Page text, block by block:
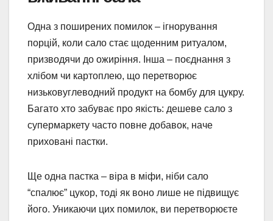
Одна з поширених помилок – ігнорування
порцій, коли сало стає щоденним ритуалом,
призводячи до ожиріння. Інша – поєднання з
хлібом чи картоплею, що перетворює
низьковуглеводний продукт на бомбу для цукру.
Багато хто забуває про якість: дешеве сало з
супермаркету часто повне добавок, наче
приховані пастки.
Ще одна пастка – віра в міфи, ніби сало
“спалює” цукор, тоді як воно лише не підвищує
його. Уникаючи цих помилок, ви перетворюєте